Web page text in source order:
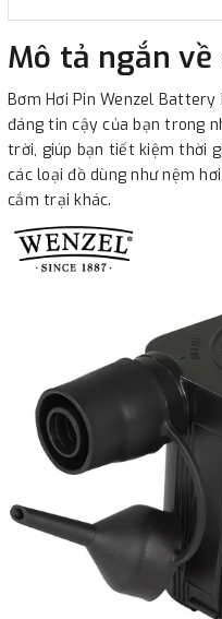
Mô tả ngắn về
Bơm Hơi Pin Wenzel
đáng tin cậy của bạn trong
trời, giúp bạn tiết kiệm thời
các loại đồ dùng như nệm
cắm trại khác.